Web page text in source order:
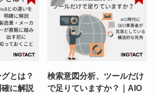
とは？
に解説
検索意図分析、ツールだけ
で足りていますか？｜AIO